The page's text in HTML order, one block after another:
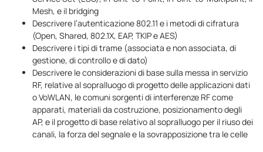
Mesh, e il bridging
Descrivere l’autenticazione 802.11 e i metodi di cifratura
(Open, Shared, 802.1X, EAP, TKIP e AES)
Descrivere i tipi di trame (associata e non associata, di
gestione, di controllo e di dato)
Descrivere le considerazioni di base sulla messa in servizio
RF, relative al sopralluogo di progetto delle applicazioni dati
o VoWLAN, le comuni sorgenti di interferenze RF come
apparati, materiali da costruzione, posizionamento degli
AP, e il progetto di base relativo al sopralluogo per il riuso dei
canali, la forza del segnale e la sovrapposizione tra le celle